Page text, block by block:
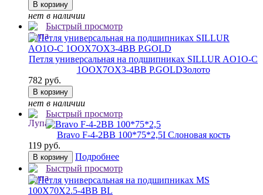
В корзину
нет в наличии
Быстрый просмотр
Петля универсальная на подшипниках SILLUR AO1O-C
1OOX7OX3-4BB P.GOLDЗолото
782 руб.
В корзину
нет в наличии
Быстрый просмотр
Bravo F-4-2BB 100*75*2,5I Слоновая кость
119 руб.
В корзину
Подробнее
Быстрый просмотр